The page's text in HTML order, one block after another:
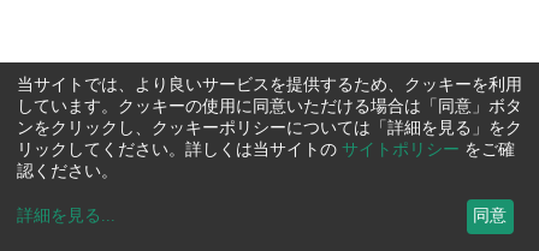
当サイトでは、より良いサービスを提供するため、クッキーを利用
しています。クッキーの使用に同意いただける場合は「同意」ボタ
ンをクリックし、クッキーポリシーについては「詳細を見る」をク
リックしてください。詳しくは当サイトの サイトポリシー をご確
認ください。
詳細を見る ... 同意